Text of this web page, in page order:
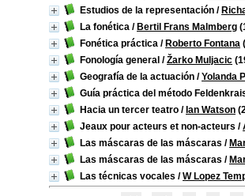
Estudios de la representación /
La fonética / Bertil Frans Malmberg
Fonética práctica / Roberto Fontana
Fonología general /Žarko Muljacic
Geografía de la actuación /Yolanda
Guía práctica del método
Hacia un tercer teatro / Ian Watson
Jeaux pour acteurs et non-acteurs /
Las máscaras de las máscaras /
Las máscaras de las máscaras /
Las técnicas vocales /W Lopez